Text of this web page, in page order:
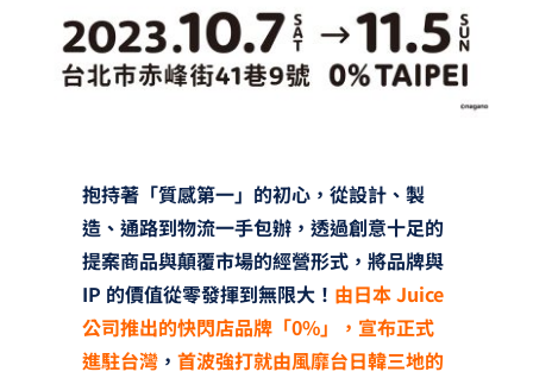
抱持著「質感第一」的初心，從設計、製
造、通路到物流一手包辦，透過創意十足的
提案商品與顛覆市場的經營形式，將品牌與
IP 的價值從零發揮到無限大！ 由日本 Juice
公司推出的快閃店品牌「0%」，宣布正式
進駐台灣， 首波強打就由風靡台日韓三地的